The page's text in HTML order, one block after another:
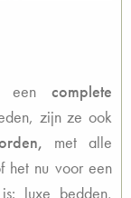
eencomplete
zijn ze ook
met alle
het nu voor een
luxe bedden,